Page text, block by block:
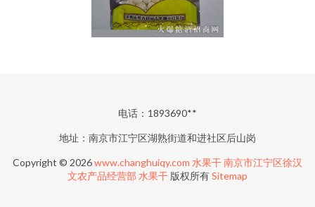
电话：1893690**
地址：南京市江宁区湖熟街道和进社区后山岗
Copyright © 2026www.changhuiqy.com 水果干南京市江宁区徐汉
文农产品经营部 水果干 版权所有Sitemap